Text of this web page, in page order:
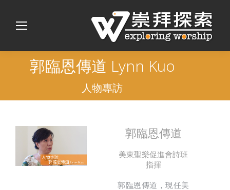
郭臨恩傳道 Lynn Kuo
人物專訪
郭臨恩傳道
美東聖樂促進會詩班
指揮
郭臨恩傳道，現任美